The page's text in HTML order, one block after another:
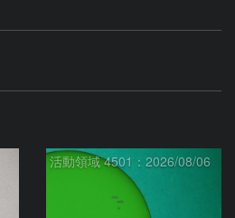
活動領域 4501：2026/08/06